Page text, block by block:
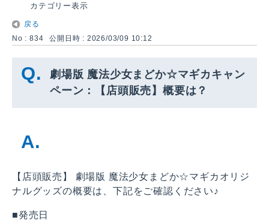
カテゴリー表示
戻る
No : 834
公開日時 : 2026/03/09 10:12
劇場版 魔法少女まどか☆マギカキャン
ペーン：【店頭販売】概要は？
【店頭販売】 劇場版 魔法少女まどか☆マギカオリジ
ナルグッズの概要は、下記をご確認ください♪
■発売日